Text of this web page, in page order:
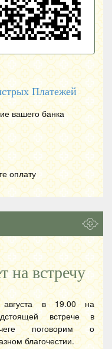
Платежей
вашего банка
оплату
на встречу
в 19.00 на
встрече в
поговорим о
благочестии.